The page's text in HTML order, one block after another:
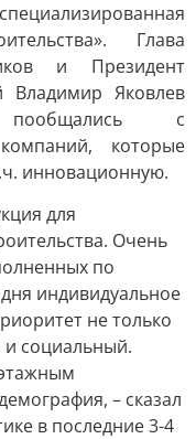
Глава
и Президент
Владимир Яковлев
пообщались с
которые
инновационную.
для
Очень
по
индивидуальное
не только
и социальный.
– сказал
в последние 3-4